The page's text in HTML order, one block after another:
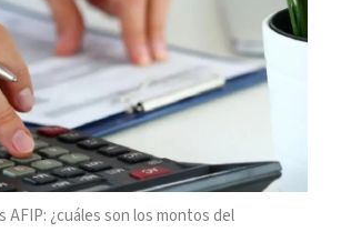
AFIP: ¿cuáles son los montos del